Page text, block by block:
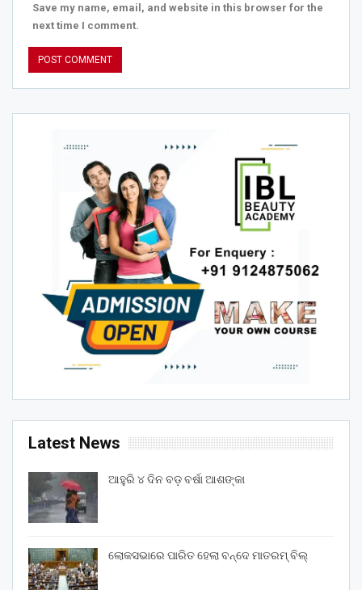
Save my name, email, and website in this browser for the
next time I comment.
Latest News
ଆହୁରି ୪ ଦିନ ବଡ଼ ବର୍ଷା ଆଶଙ୍କା
ଲୋକସଭାରେ ପାରିତ ହେଲା ବନ୍ଦେ ମାତରମ୍‌ ବିଲ୍‌